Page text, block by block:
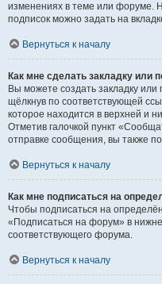
изменениях в теме или форуме.
подписок можно задать на
Вернуться к началу
Как мне сделать закладку или
Вы можете создать закладку
щёлкнув по соответствующей
которое находится в верхней и
Отметив галочкой пункт
отправке сообщения, вы также
Вернуться к началу
Как мне подписаться на
Чтобы подписаться на
«Подписаться на форум» в
соответствующего форума.
Вернуться к началу